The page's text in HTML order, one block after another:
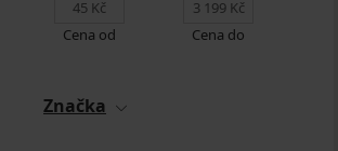
Cena od Cena do
Značka